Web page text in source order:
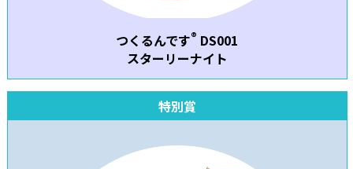
つくるんです® DS001
スターリーナイト
特別賞